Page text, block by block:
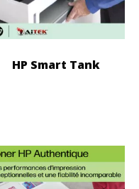
HP Smart Tank